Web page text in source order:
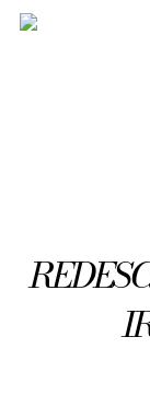
Skip